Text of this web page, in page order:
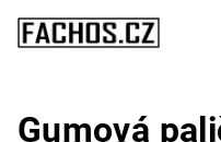
obsah
Gumová